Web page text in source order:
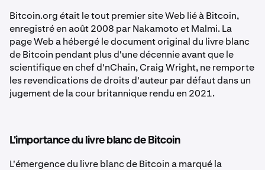
Bitcoin.org était le tout premier site Web lié à Bitcoin,
enregistré en août 2008 par Nakamoto et Malmi. La
page Web a hébergé le document original du livre blanc
de Bitcoin pendant plus d'une décennie avant que le
scientifique en chef d'nChain, Craig Wright, ne remporte
les revendications de droits d'auteur par défaut dans un
jugement de la cour britannique rendu en 2021.
L'importance du livre blanc de Bitcoin
L'émergence du livre blanc de Bitcoin a marqué la